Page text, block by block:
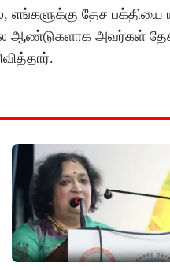
எங்களுக்கு தேச பக்தியை
ஆண்டுகளாக அவர்கள்